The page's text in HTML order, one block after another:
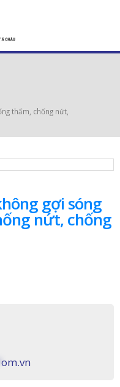
thấm, chống nứt,
gợi sóng
nứt, chống
om.vn